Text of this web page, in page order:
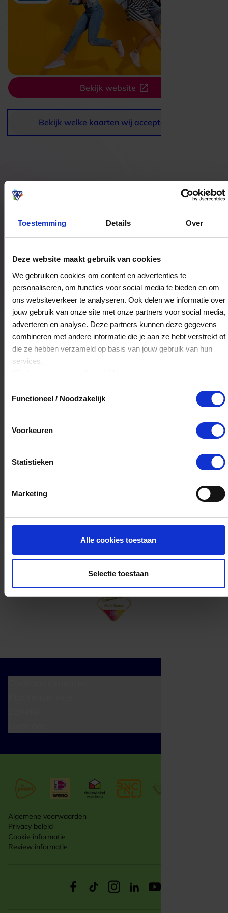
Toestemming Details Over
Deze website maakt gebruik van cookies
We gebruiken cookies om content en advertenties te
personaliseren, om functies voor social media te bieden en om
ons websiteverkeer te analyseren. Ook delen we informatie over
jouw gebruik van onze site met onze partners voor social media,
adverteren en analyse. Deze partners kunnen deze gegevens
combineren met andere informatie die je aan ze hebt verstrekt of
die ze hebben verzameld op basis van jouw gebruik van hun
services.
Klikhiervoor ons cookiebeleid.
Functioneel / Noodzakelijk
Voorkeuren
Statistieken
Marketing
Alle cookies toestaan
Selectie toestaan
Bekijk website
Bekijk welke kaarten wij accepteren
Bestedingslocaties
Herenmode Piet Koopmans & Zn.
Woldstraat 8
7941LJ Meppel
Veelgestelde Vragen
Kan ik het saldo in delen besteden?
Het volledige saldo op de VVV cadeaukaart
cadeaukaart in delen uitgeven.
Algemene voorwaarden
Privacy beleid
Cookie informatie
Review informatie